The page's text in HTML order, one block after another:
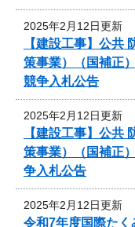
2025年2月12日更新
【建設工事】公共
策事業）（国補正
競争入札公告
2025年2月12日更新
【建設工事】公共
策事業）（国補正
争入札公告
2025年2月12日更新
令和7年度国際た